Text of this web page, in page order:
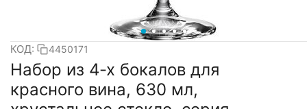
КОД: 4450171
Набор из 4-х бокалов для
красного вина, 630 мл,